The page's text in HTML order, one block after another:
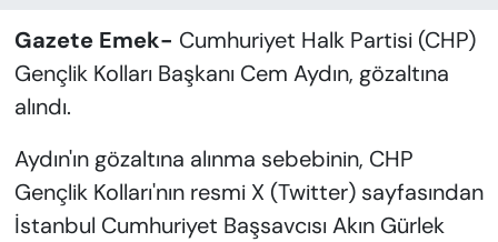
Gazete Emek- Cumhuriyet Halk Partisi (CHP)
Gençlik Kolları Başkanı Cem Aydın, gözaltına
alındı.
Aydın'ın gözaltına alınma sebebinin, CHP
Gençlik Kolları'nın resmi X (Twitter) sayfasından
İstanbul Cumhuriyet Başsavcısı Akın Gürlek
ÖZEL HABER
YAZAR KÖŞESİ
SİYASET
VAN VE DİYARBAKIR HABERLERİ